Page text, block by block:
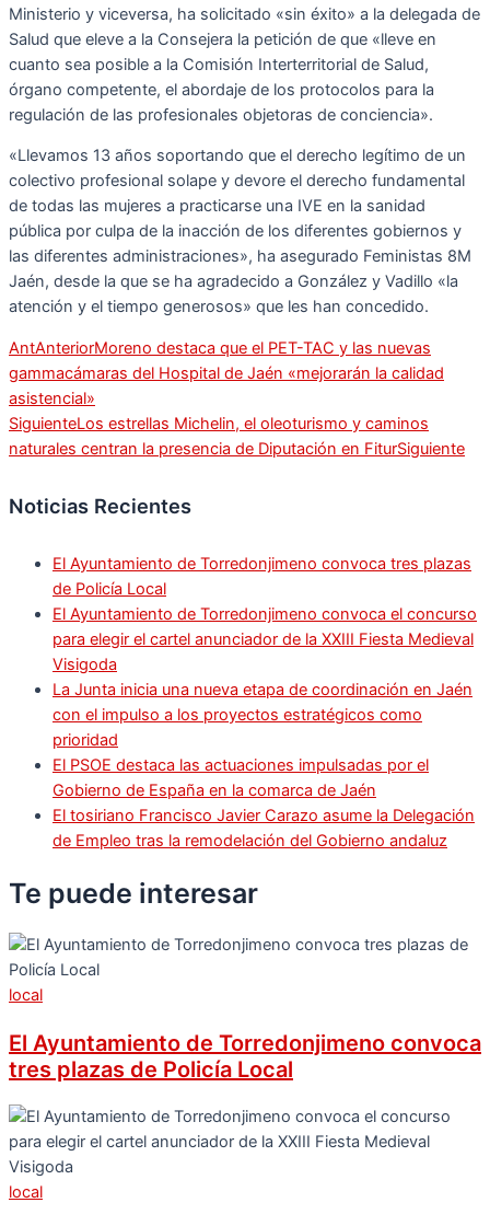
Ministerio y viceversa, ha solicitado «sin éxito» a la delegada de
Salud que eleve a la Consejera la petición de que «lleve en
cuanto sea posible a la Comisión Interterritorial de Salud,
órgano competente, el abordaje de los protocolos para la
regulación de las profesionales objetoras de conciencia».
«Llevamos 13 años soportando que el derecho legítimo de un
colectivo profesional solape y devore el derecho fundamental
de todas las mujeres a practicarse una IVE en la sanidad
pública por culpa de la inacción de los diferentes gobiernos y
las diferentes administraciones», ha asegurado Feministas 8M
Jaén, desde la que se ha agradecido a González y Vadillo «la
atención y el tiempo generosos» que les han concedido.
AntAnteriorMoreno destaca que el PET-TAC y las nuevas
gammacámaras del Hospital de Jaén «mejorarán la calidad
asistencial»
SiguienteLos estrellas Michelin, el oleoturismo y caminos
naturales centran la presencia de Diputación en FiturSiguiente
Noticias Recientes
El Ayuntamiento de Torredonjimeno convoca tres plazas
de Policía Local
El Ayuntamiento de Torredonjimeno convoca el concurso
para elegir el cartel anunciador de la XXIII Fiesta Medieval
Visigoda
La Junta inicia una nueva etapa de coordinación en Jaén
con el impulso a los proyectos estratégicos como
prioridad
El PSOE destaca las actuaciones impulsadas por el
Gobierno de España en la comarca de Jaén
El tosiriano Francisco Javier Carazo asume la Delegación
de Empleo tras la remodelación del Gobierno andaluz
Te puede interesar
local
El Ayuntamiento de Torredonjimeno convoca
tres plazas de Policía Local
local